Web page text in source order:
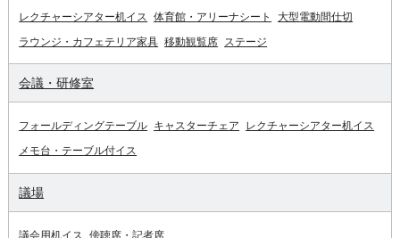
レクチャーシアター机イス 体育館・アリーナシート
大型電動間仕切
ラウンジ・カフェテリア家具 移動観覧席 ステージ
会議・研修室
フォールディングテーブル キャスターチェア
レクチャーシアター机イス
メモ台・テーブル付イス
議場
議会用机イス 傍聴席・記者席